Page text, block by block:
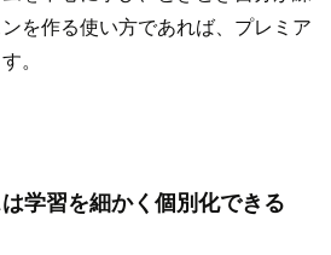
を作る使い方であれば、プレミア
。
学習を細かく個別化できる